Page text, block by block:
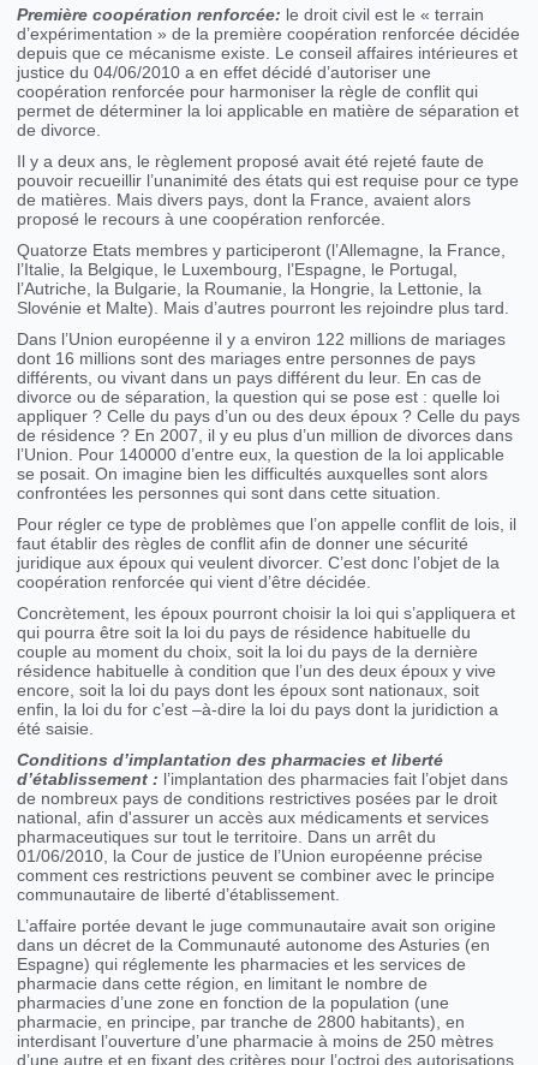
Première coopération renforcée: le droit civil est le « terrain
d’expérimentation » de la première coopération renforcée décidée
depuis que ce mécanisme existe. Le conseil affaires intérieures et
justice du 04/06/2010 a en effet décidé d’autoriser une
coopération renforcée pour harmoniser la règle de conflit qui
permet de déterminer la loi applicable en matière de séparation et
de divorce.
Il y a deux ans, le règlement proposé avait été rejeté faute de
pouvoir recueillir l’unanimité des états qui est requise pour ce type
de matières. Mais divers pays, dont la France, avaient alors
proposé le recours à une coopération renforcée.
Quatorze Etats membres y participeront (l’Allemagne, la France,
l’Italie, la Belgique, le Luxembourg, l’Espagne, le Portugal,
l’Autriche, la Bulgarie, la Roumanie, la Hongrie, la Lettonie, la
Slovénie et Malte). Mais d’autres pourront les rejoindre plus tard.
Dans l’Union européenne il y a environ 122 millions de mariages
dont 16 millions sont des mariages entre personnes de pays
différents, ou vivant dans un pays différent du leur. En cas de
divorce ou de séparation, la question qui se pose est : quelle loi
appliquer ? Celle du pays d’un ou des deux époux ? Celle du pays
de résidence ? En 2007, il y eu plus d’un million de divorces dans
l’Union. Pour 140000 d’entre eux, la question de la loi applicable
se posait. On imagine bien les difficultés auxquelles sont alors
confrontées les personnes qui sont dans cette situation.
Pour régler ce type de problèmes que l’on appelle conflit de lois, il
faut établir des règles de conflit afin de donner une sécurité
juridique aux époux qui veulent divorcer. C’est donc l’objet de la
coopération renforcée qui vient d’être décidée.
Concrètement, les époux pourront choisir la loi qui s’appliquera et
qui pourra être soit la loi du pays de résidence habituelle du
couple au moment du choix, soit la loi du pays de la dernière
résidence habituelle à condition que l’un des deux époux y vive
encore, soit la loi du pays dont les époux sont nationaux, soit
enfin, la loi du for c’est –à-dire la loi du pays dont la juridiction a
été saisie.
Conditions d’implantation des pharmacies et liberté
d’établissement : l’implantation des pharmacies fait l’objet dans
de nombreux pays de conditions restrictives posées par le droit
national, afin d'assurer un accès aux médicaments et services
pharmaceutiques sur tout le territoire. Dans un arrêt du
01/06/2010, la Cour de justice de l’Union européenne précise
comment ces restrictions peuvent se combiner avec le principe
communautaire de liberté d’établissement.
L’affaire portée devant le juge communautaire avait son origine
dans un décret de la Communauté autonome des Asturies (en
Espagne) qui réglemente les pharmacies et les services de
pharmacie dans cette région, en limitant le nombre de
pharmacies d’une zone en fonction de la population (une
pharmacie, en principe, par tranche de 2800 habitants), en
interdisant l’ouverture d’une pharmacie à moins de 250 mètres
d’une autre et en fixant des critères pour l’octroi des autorisations